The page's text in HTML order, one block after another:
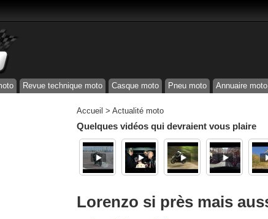
Revue technique moto Casque moto Pneu moto Annuaire moto
Accueil > Actualité moto
Quelques vidéos qui devraient vous plaire
Lorenzo si près mais